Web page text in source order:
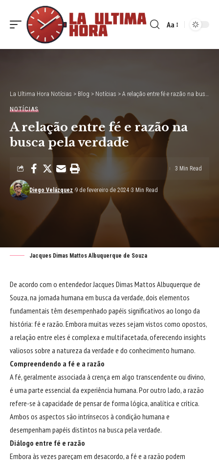
Font
Aa
La Ultima Hora Notícias > Blog > Notícias > A relação entre fé e razão na busca pela verdade
NOTÍCIAS
A relação entre fé e razão na
busca pela verdade
Diego Velázquez 9 de fevereiro de 2024 3 Min Read
3 Min Read
Jacques Dimas Mattos Albuquerque de Souza
De acordo com o entendedorJacques Dimas Mattos Albuquerque de
Souza, na jornada humana em busca da verdade, dois elementos
fundamentais têm desempenhado papéis significativos ao longo da
história: fé e razão. Embora muitas vezes sejam vistos como opostos,
a relação entre eles é complexa e multifacetada, oferecendo insights
valiosos sobre a natureza da verdade e do conhecimento humano.
Compreendendo a fé e a razão
A fé, geralmente associada à crença em algo transcendente ou divino,
é uma parte essencial da experiência humana. Por outro lado, a razão
refere-se à capacidade de pensar de forma lógica, analítica e crítica.
Ambos os aspectos são intrínsecos à condição humana e
desempenham papéis distintos na busca pela verdade.
Diálogo entre fé e razão
Embora às vezes pareçam em desacordo, a fé e a razão podem